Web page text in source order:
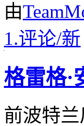
由
1.评论/新
格雷格·
前波特